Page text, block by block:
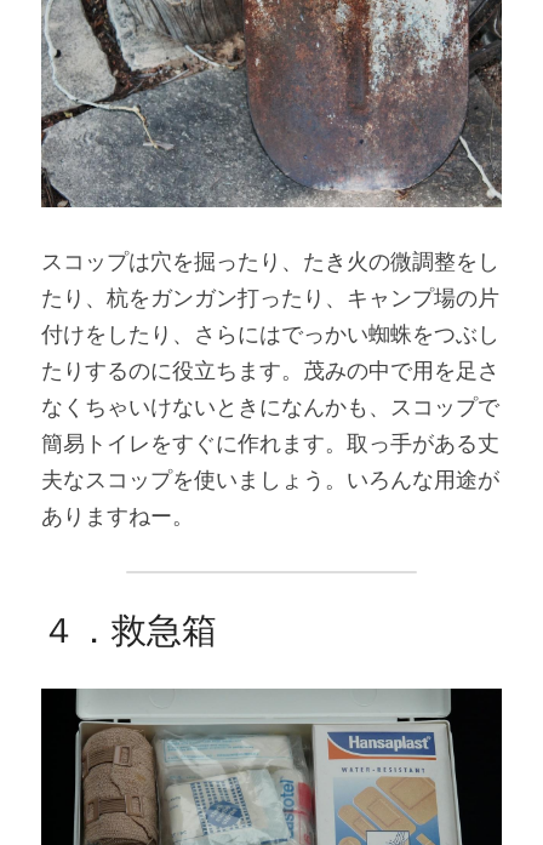
スコップは穴を掘ったり、たき火の微調整をし
たり、杭をガンガン打ったり、キャンプ場の片
付けをしたり、さらにはでっかい蜘蛛をつぶし
たりするのに役立ちます。茂みの中で用を足さ
なくちゃいけないときになんかも、スコップで
簡易トイレをすぐに作れます。取っ手がある丈
夫なスコップを使いましょう。いろんな用途が
ありますねー。
４．救急箱